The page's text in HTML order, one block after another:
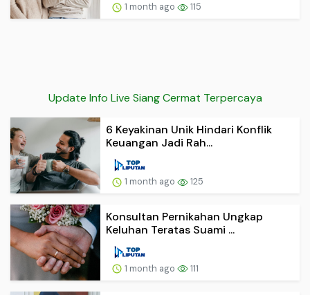
1 month ago 115
Update Info Live Siang Cermat Terpercaya
6 Keyakinan Unik Hindari Konflik
Keuangan Jadi Rah...
1 month ago 125
Konsultan Pernikahan Ungkap
Keluhan Teratas Suami ...
1 month ago 111